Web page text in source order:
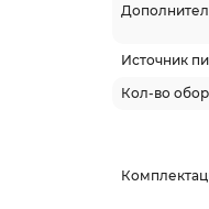
Источник
Кол-во